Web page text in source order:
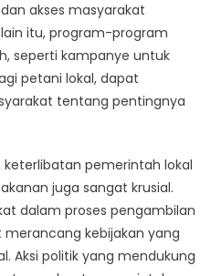
akses masyarakat
itu, program-program
seperti kampanye untuk
petani lokal, dapat
tentang pentingnya
pemerintah lokal
juga sangat krusial.
dalam proses pengambilan
kebijakan yang
Aksi politik yang mendukung